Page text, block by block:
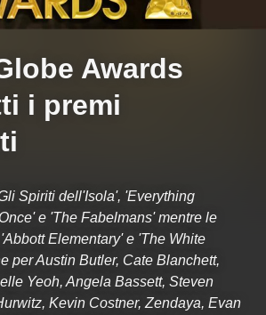
Awards
i premi
Spiriti dell'Isola', 'Everything
e 'The Fabelmans' mentre le
Elementary' e 'The White
per Austin Butler, Cate Blanchett,
Yeoh, Angela Bassett, Steven
Kevin Costner, Zendaya, Evan